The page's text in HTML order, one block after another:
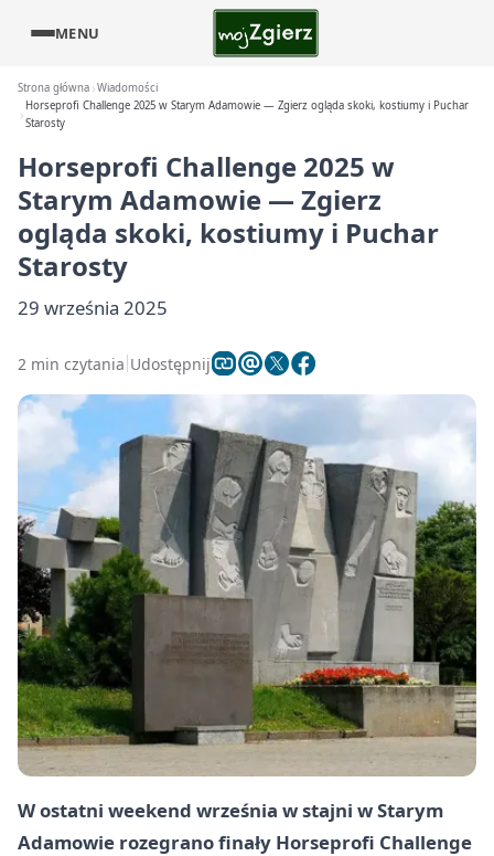
MENU
Strona główna Wiadomości
Horseprofi Challenge 2025 w Starym Adamowie — Zgierz ogląda skoki, kostiumy i Puchar
Starosty
Horseprofi Challenge 2025 w
Starym Adamowie — Zgierz
ogląda skoki, kostiumy i Puchar
Starosty
29 września 2025
2 min czytania Udostępnij
W ostatni weekend września w stajni w Starym
Adamowie rozegrano finały Horseprofi Challenge